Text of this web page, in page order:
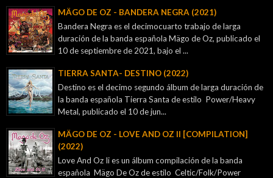
MÄGO DE OZ - BANDERA NEGRA (2021)
Bandera Negra es el decimocuarto trabajo de larga
duración de la banda española Mägo de Oz, publicado el
10 de septiembre de 2021, bajo el ...
TIERRA SANTA- DESTINO (2022)
Destino es el decimo segundo álbum de larga duración de
la banda española Tierra Santa de estilo Power/Heavy
Metal, publicado el 10 de jun...
MÄGO DE OZ - LOVE AND OZ II [COMPILATION]
(2022)
Love And Oz Ii es un álbum compilación de la banda
española Mägo De Oz de estilo Celtic/Folk/Power